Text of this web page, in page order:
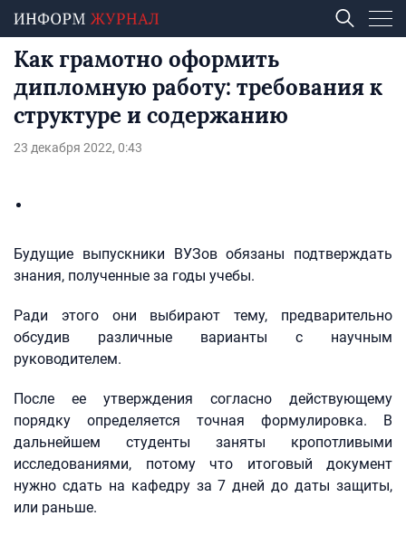
Как грамотно оформить
дипломную работу: требования к
структуре и содержанию
23 декабря 2022, 0:43
Будущие выпускники ВУЗов обязаны подтверждать
знания, полученные за годы учебы.
Ради этого они выбирают тему, предварительно
обсудив различные варианты с научным
руководителем.
После ее утверждения согласно действующему
порядку определяется точная формулировка. В
дальнейшем студенты заняты кропотливыми
исследованиями, потому что итоговый документ
нужно сдать на кафедру за 7 дней до даты защиты,
или раньше.